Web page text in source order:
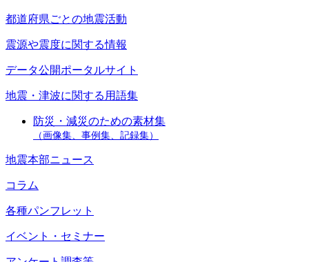
都道府県ごとの地震活動
震源や震度に関する情報
データ公開ポータルサイト
地震・津波に関する用語集
防災・減災のための素材集
（画像集、事例集、記録集）
地震本部ニュース
コラム
各種パンフレット
イベント・セミナー